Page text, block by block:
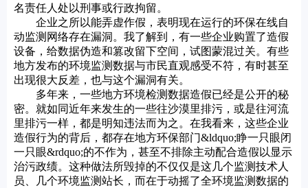
名责任人处以刑事或行政拘留。
企业之所以能弄虚作假，表明现在运行的环保在线自
动监测网络存在漏洞。我了解到，有一些企业购置了造假
设备，给数据伪造和篡改留下空间，试图蒙混过关。有些
地方发布的环境监测数据与市民直观感受不符，有时甚至
出现很大反差，也与这个漏洞有关。
多年来，一些地方环境检测数据造假已经是公开的秘
密。就如同近年来发生的一些往沙漠里排污，或是往河流
里排污一样，都是明知违法而为之。在我看来，这些企业
造假行为的背后，都存在地方环保部门&ldquo;睁一只眼闭
一只眼&rdquo;的不作为，甚至不排除主动配合造假以显示
治污政绩。这种做法所毁掉的不仅仅是这几个监测技术人
员、几个环境监测站长，而在于动摇了全环境监测数据的